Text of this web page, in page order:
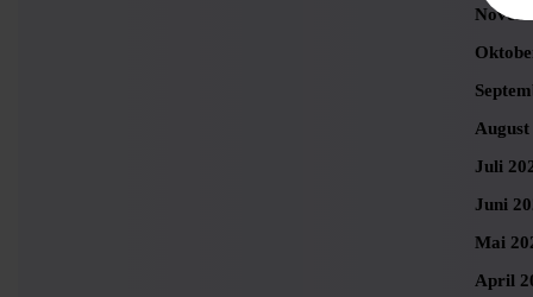
August
Juli
Juni
Mai
April